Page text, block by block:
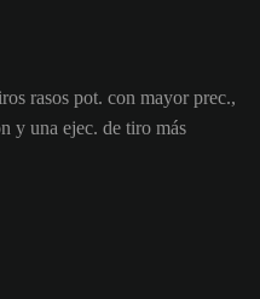
rasos pot. con mayor prec.,
y una ejec. de tiro más